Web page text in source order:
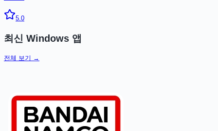
5.0
최신 Windows 앱
전체 보기 →